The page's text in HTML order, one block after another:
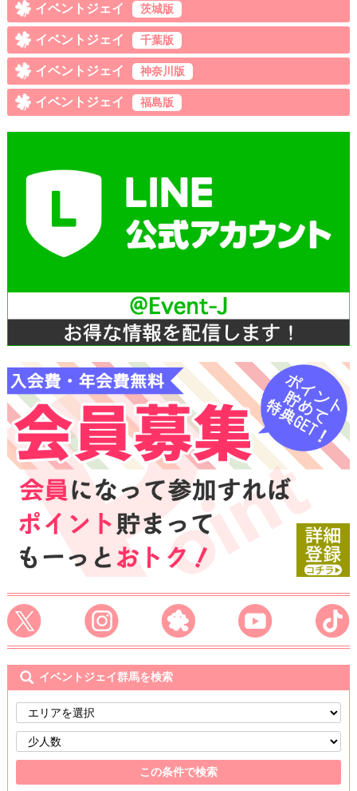
イベントジェイ 茨城版
イベントジェイ 千葉版
イベントジェイ 神奈川版
イベントジェイ 福島版
イベントジェイ群馬を検索